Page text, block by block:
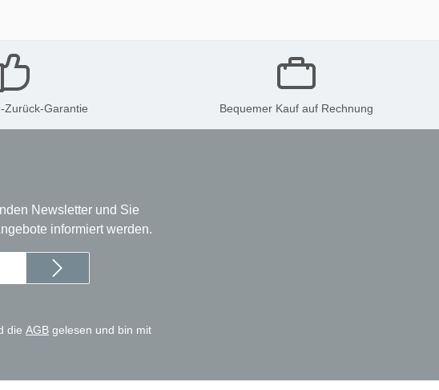
Zurück-Garantie Bequemer Kauf auf Rechnung
Newsletter und Sie
informiert werden.
die AGB gelesen und bin mit